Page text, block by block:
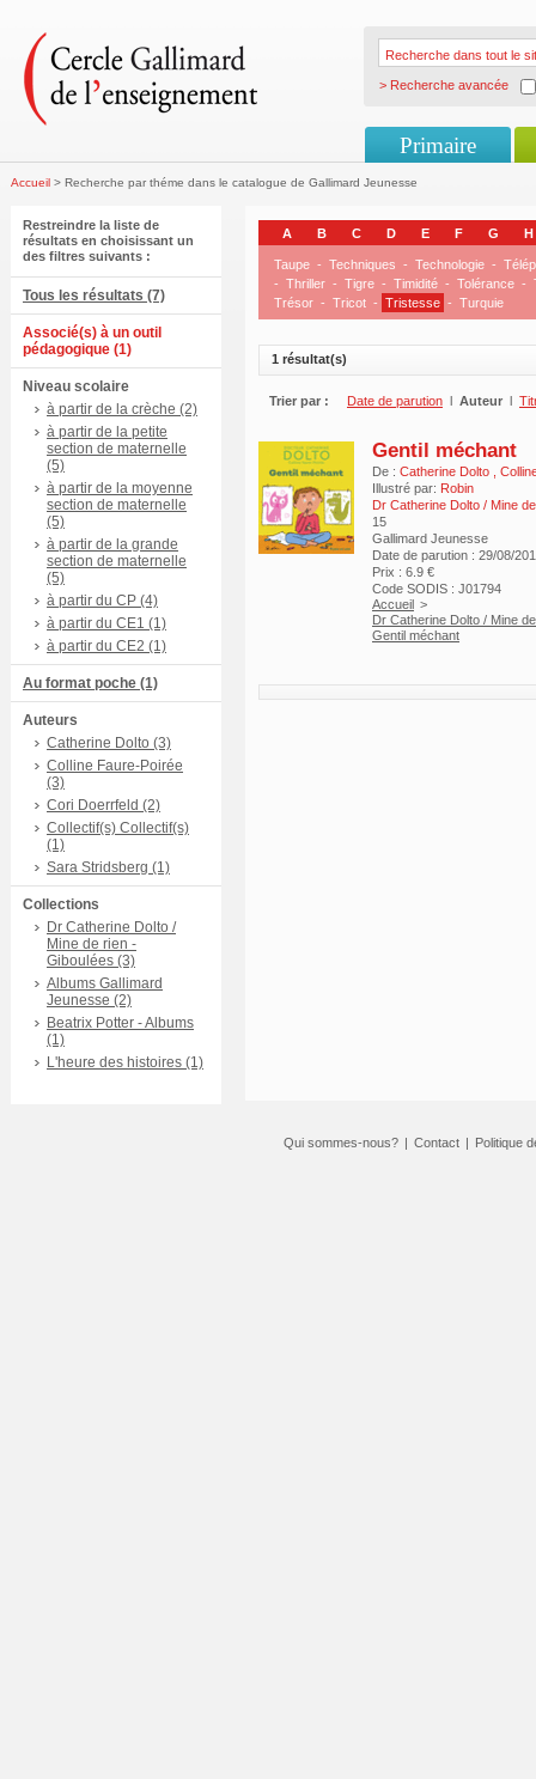
> Recherche avancée
Primaire
Accueil > Recherche par théme dans le catalogue de Gallimard Jeunesse
Restreindre la liste de
résultats en choisissant un
des filtres suivants :
Tous les résultats (7)
Associé(s) à un outil
pédagogique (1)
Niveau scolaire
à partir de la crèche (2)
à partir de la petite
section de maternelle
(5)
à partir de la moyenne
section de maternelle
(5)
à partir de la grande
section de maternelle
(5)
à partir du CP (4)
à partir du CE1 (1)
à partir du CE2 (1)
Au format poche (1)
Auteurs
Catherine Dolto (3)
Colline Faure-Poirée
(3)
Cori Doerrfeld (2)
Collectif(s) Collectif(s)
(1)
Sara Stridsberg (1)
Collections
Dr Catherine Dolto /
Mine de rien -
Giboulées (3)
Albums Gallimard
Jeunesse (2)
Beatrix Potter - Albums
(1)
L'heure des histoires (1)
A B C D E F G H
Taupe - Techniques - Technologie -
- Thriller - Tigre - Timidité - Tolérance -
Trésor - Tricot - Tristesse - Turquie
1 résultat(s)
Trier par : Date de parution l Auteur l
Gentil méchant
De : Catherine Dolto
Illustré par: Robin
Dr Catherine Dolto / Mine
15
Gallimard Jeunesse
Date de parution : 29/08/
Prix : 6.9 €
Code SODIS : J01794
Accueil >
Dr Catherine Dolto / Mine
Gentil méchant
Qui sommes-nous? | Contact | Politique